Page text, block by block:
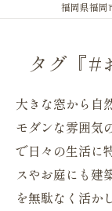
福岡県福岡
タグ『#
大きな窓から自
モダンな雰囲気
で日々の生活に
スやお庭にも建
を無駄なく活か